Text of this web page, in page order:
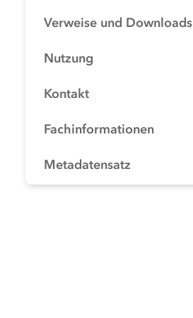
Verweise und Downloads
Nutzung
Kontakt
Fachinformationen
Metadatensatz